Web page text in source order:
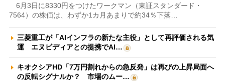
6月3日に8330円をつけたワークマン（東証スタンダード・
7564）の株価は、わずか1カ月あまりで約34％下落…
三菱重工が「AIインフラの新たな主役」として再評価される気
運 エヌビディアとの提携でAI…
キオクシアHD「7万円割れからの急反発」は再びの上昇局面へ
の反転シグナルか？ 市場のムー…